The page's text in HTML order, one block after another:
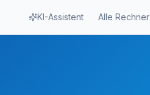
KI-Assistent Alle Rechner